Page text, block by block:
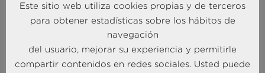
llegan los desajustes entre las buenas intenciones y
las capacidades reales.
La transformación digital no está abocada per se al
éxito ni al fracaso. Las aparentes contradicciones
Este sitio web utiliza cookies propias y de terceros
para obtener estadísticas sobre los hábitos de
navegación
del usuario, mejorar su experiencia y permitirle
compartir contenidos en redes sociales. Usted puede